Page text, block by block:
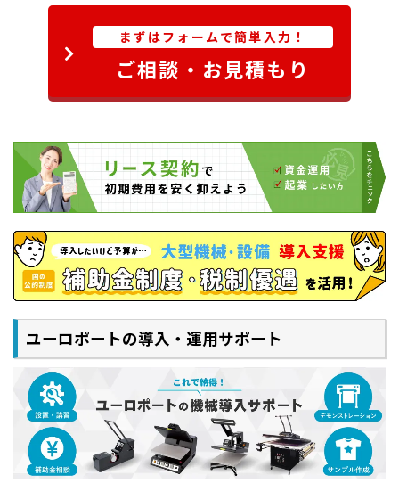
まずはフォームで簡単入力！
ご相談・お見積もり
ユーロポートの導入・運用サポート